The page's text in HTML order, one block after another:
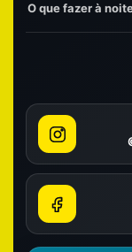
O que fazer à